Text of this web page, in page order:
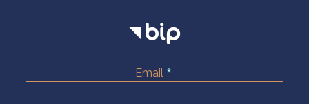
Email